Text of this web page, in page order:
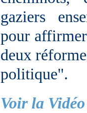
gaziers
pour
deux
politique".
Voir la Vidéo